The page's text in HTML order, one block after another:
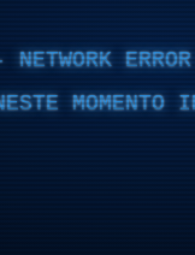
ERROR
MOMENTO